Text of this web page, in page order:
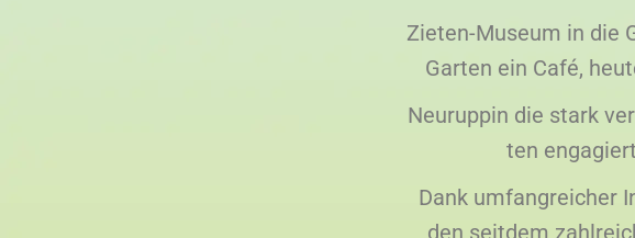
Zieten-Museum in die
Garten ein Café,
Neuruppin die stark
ten
Dank umfangreicher
den seitdem